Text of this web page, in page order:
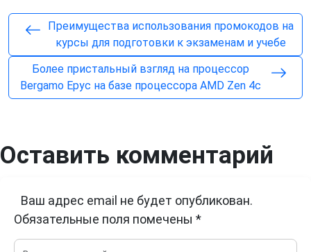
Преимущества использования промокодов на
курсы для подготовки к экзаменам и учебе
Более пристальный взгляд на процессор
Bergamo Epyc на базе процессора AMD Zen 4c
Оставить комментарий
Ваш адрес email не будет опубликован.
Обязательные поля помечены *